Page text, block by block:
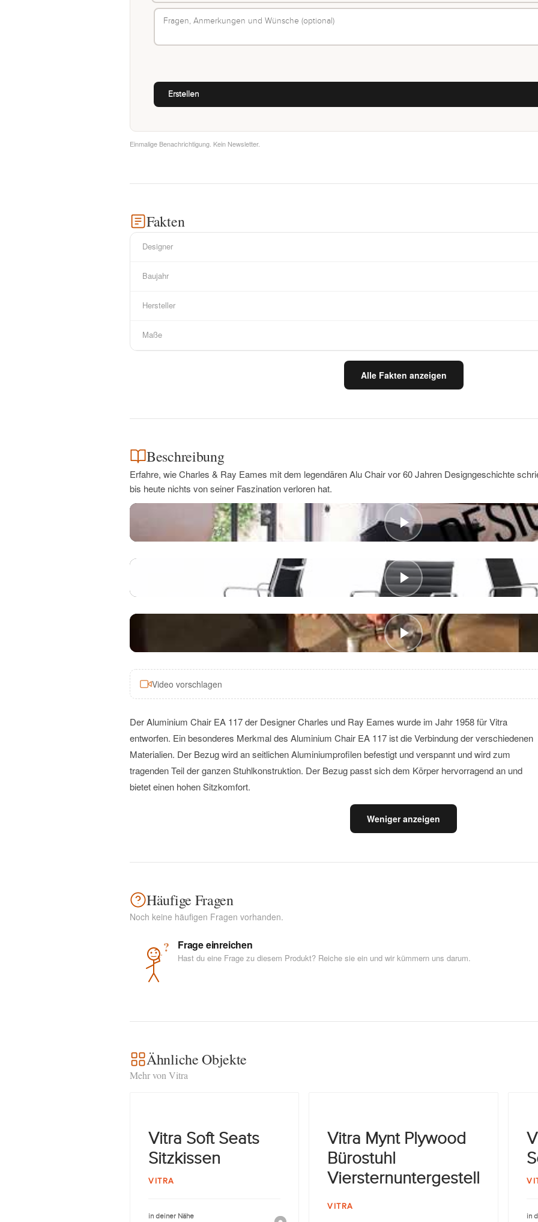
Einmalige Benachrichtigung. Kein Newsletter.
Fakten
Designer
Baujahr
Hersteller
Maße
Alle Fakten anzeigen
Beschreibung
Erfahre, wie Charles & Ray Eames mit dem legendären Alu Chair vor 60 Jahren Designgeschichte
bis heute nichts von seiner Faszination verloren hat.
Video vorschlagen
Der Aluminium Chair EA 117 der Designer Charles und Ray Eames wurde im Jahr 1958 für Vitra
entworfen. Ein besonderes Merkmal des Aluminium Chair EA 117 ist die Verbindung der verschiedenen
Materialien. Der Bezug wird an seitlichen Aluminiumprofilen befestigt und verspannt und wird zum
tragenden Teil der ganzen Stuhlkonstruktion. Der Bezug passt sich dem Körper hervorragend an und
bietet einen hohen Sitzkomfort.
Weniger anzeigen
Häufige Fragen
Noch keine häufigen Fragen vorhanden.
? Frage einreichen
Hast du eine Frage zu diesem Produkt? Reiche sie ein und wir kümmern uns darum.
Ähnliche Objekte
Mehr von Vitra
Vitra Soft Seats
Sitzkissen
VITRA
in deiner Nähe
Vitra Mynt Plywood
Bürostuhl
Viersternuntergestell
VITRA
in